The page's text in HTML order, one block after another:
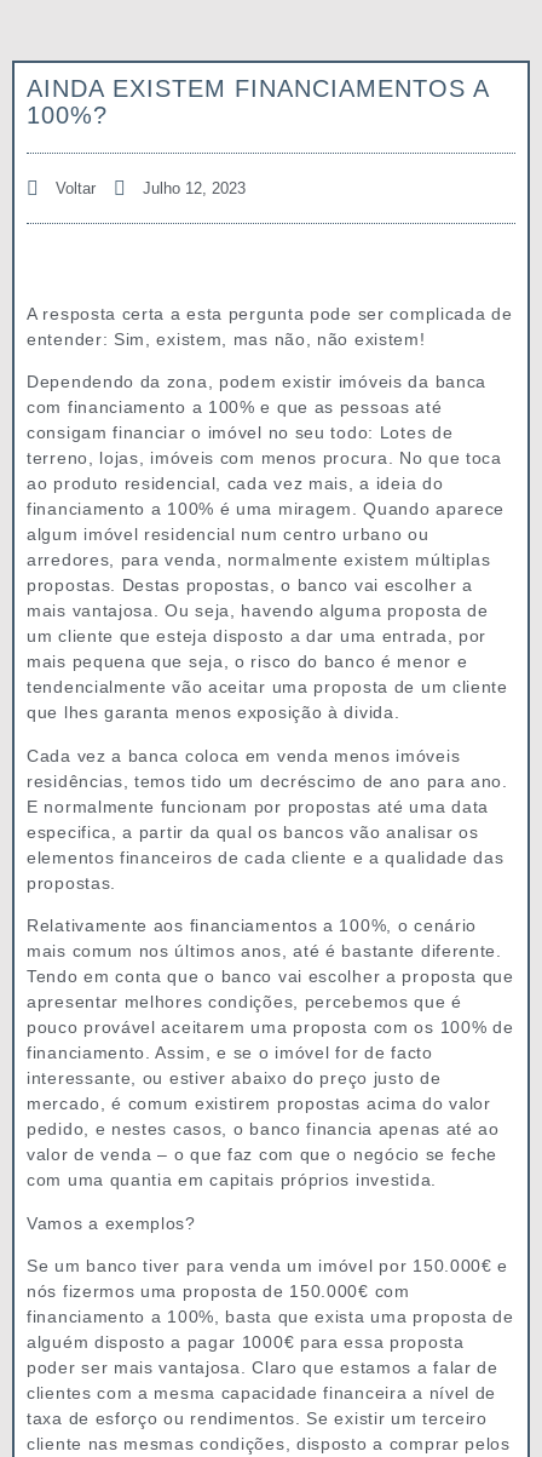
AINDA EXISTEM FINANCIAMENTOS A
100%?
Voltar Julho 12, 2023
A resposta certa a esta pergunta pode ser complicada de
entender: Sim, existem, mas não, não existem!
Dependendo da zona, podem existir imóveis da banca
com financiamento a 100% e que as pessoas até
consigam financiar o imóvel no seu todo: Lotes de
terreno, lojas, imóveis com menos procura. No que toca
ao produto residencial, cada vez mais, a ideia do
financiamento a 100% é uma miragem. Quando aparece
algum imóvel residencial num centro urbano ou
arredores, para venda, normalmente existem múltiplas
propostas. Destas propostas, o banco vai escolher a
mais vantajosa. Ou seja, havendo alguma proposta de
um cliente que esteja disposto a dar uma entrada, por
mais pequena que seja, o risco do banco é menor e
tendencialmente vão aceitar uma proposta de um cliente
que lhes garanta menos exposição à divida.
Cada vez a banca coloca em venda menos imóveis
residências, temos tido um decréscimo de ano para ano.
E normalmente funcionam por propostas até uma data
especifica, a partir da qual os bancos vão analisar os
elementos financeiros de cada cliente e a qualidade das
propostas.
Relativamente aos financiamentos a 100%, o cenário
mais comum nos últimos anos, até é bastante diferente.
Tendo em conta que o banco vai escolher a proposta que
apresentar melhores condições, percebemos que é
pouco provável aceitarem uma proposta com os 100% de
financiamento. Assim, e se o imóvel for de facto
interessante, ou estiver abaixo do preço justo de
mercado, é comum existirem propostas acima do valor
pedido, e nestes casos, o banco financia apenas até ao
valor de venda – o que faz com que o negócio se feche
com uma quantia em capitais próprios investida.
Vamos a exemplos?
Se um banco tiver para venda um imóvel por 150.000€ e
nós fizermos uma proposta de 150.000€ com
financiamento a 100%, basta que exista uma proposta de
alguém disposto a pagar 1000€ para essa proposta
poder ser mais vantajosa. Claro que estamos a falar de
clientes com a mesma capacidade financeira a nível de
taxa de esforço ou rendimentos. Se existir um terceiro
cliente nas mesmas condições, disposto a comprar pelos